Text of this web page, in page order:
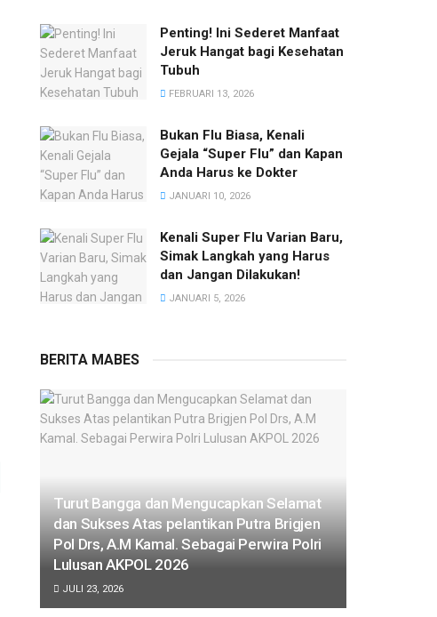
Penting! Ini Sederet Manfaat
Jeruk Hangat bagi Kesehatan
Tubuh
FEBRUARI 13, 2026
Bukan Flu Biasa, Kenali
Gejala “Super Flu” dan Kapan
Anda Harus ke Dokter
JANUARI 10, 2026
Kenali Super Flu Varian Baru,
Simak Langkah yang Harus
dan Jangan Dilakukan!
JANUARI 5, 2026
BERITA MABES
Turut Bangga dan Mengucapkan Selamat
dan Sukses Atas pelantikan Putra Brigjen
Pol Drs, A.M Kamal. Sebagai Perwira Polri
Lulusan AKPOL 2026
JULI 23, 2026